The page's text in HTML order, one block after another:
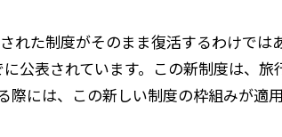
れた制度がそのまま復活するわけで
公表されています。この新制度は、
際には、この新しい制度の枠組みが